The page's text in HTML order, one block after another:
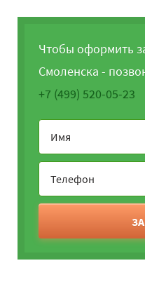
Чтобы оформить
Смоленска -
+7 (499) 520-05-23